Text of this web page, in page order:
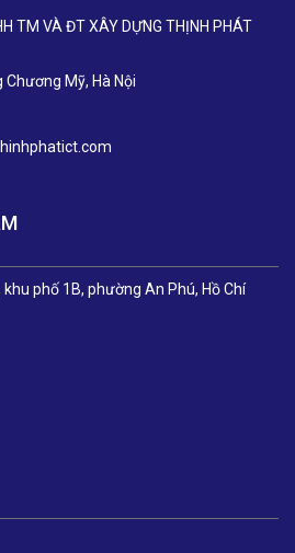
TM VÀ ĐT XÂY DỰNG THỊNH PHÁT
Chương Mỹ, Hà Nội
phố 1B, phường An Phú, Hồ Chí